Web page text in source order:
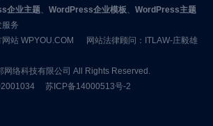
企业主题、WordPress企业模板、WordPress主题
务
网站 WPYOU.COM 网站法律顾问：ITLAW-庄毅雄
网络科技有限公司 All Rights Reserved.
苏ICP备14000513号-2